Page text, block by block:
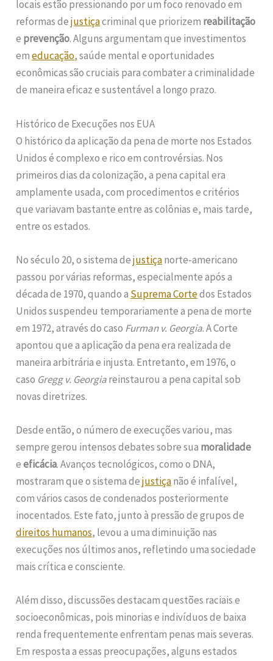
locais estão pressionando por um foco renovado em
reformas dejustiçacriminal que priorizem reabilitação
e prevenção. Alguns argumentam que investimentos
emeducação, saúde mental e oportunidades
econômicas são cruciais para combater a criminalidade
de maneira eficaz e sustentável a longo prazo.
Histórico de Execuções nos EUA
O histórico da aplicação da pena de morte nos Estados
Unidos é complexo e rico em controvérsias. Nos
primeiros dias da colonização, a pena capital era
amplamente usada, com procedimentos e critérios
que variavam bastante entre as colônias e, mais tarde,
entre os estados.
No século 20, o sistema dejustiçanorte-americano
passou por várias reformas, especialmente após a
década de 1970, quando a Suprema Cortedos Estados
Unidos suspendeu temporariamente a pena de morte
em 1972, através do caso Furman v. Georgia. A Corte
apontou que a aplicação da pena era realizada de
maneira arbitrária e injusta. Entretanto, em 1976, o
caso Gregg v. Georgiareinstaurou a pena capital sob
novas diretrizes.
Desde então, o número de execuções variou, mas
sempre gerou intensos debates sobre sua moralidade
eeficácia. Avanços tecnológicos, como o DNA,
mostraram que o sistema dejustiçanão é infalível,
com vários casos de condenados posteriormente
inocentados. Este fato, junto à pressão de grupos de
direitos humanos, levou a uma diminuição nas
execuções nos últimos anos, refletindo uma sociedade
mais crítica e consciente.
Além disso, discussões destacam questões raciais e
socioeconômicas, pois minorias e indivíduos de baixa
renda frequentemente enfrentam penas mais severas.
Em resposta a essas preocupações, alguns estados